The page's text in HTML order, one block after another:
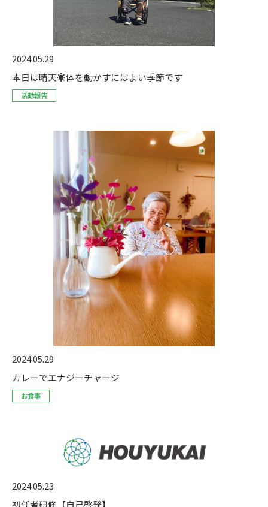
2024.05.29
本日は晴天☀体を動かすにはよい季節です
活動報告
2024.05.29
カレーでエナジーチャージ
お食事
2024.05.23
初任者研修【自己啓発】